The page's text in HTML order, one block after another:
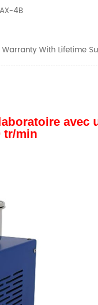
4B
Warranty With Lifetime
avec
tr/min